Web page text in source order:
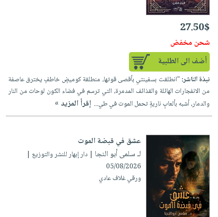
27.50$
شحن مخفض
أضف الى الطلبية
نبذة الناشر: "انطلقت بسفينتي بأقصى قوتها، منطلقة كوميضٍ خاطفٍ يخترق عاصفة
من الانفجارات الهائلة والقذائف المدمرة، التي ترسم في فضاء الكون لوحات من النار
والدمار، أشبه بألعابٍ ناريةٍ تحمل الموت في طي... إقرأ المزيد »
عشق في قبضة الموت
لـ سلمى أبو النجا | دار إبهار للنشر والتوزيع |
05/08/2026
ورقي غلاف عادي